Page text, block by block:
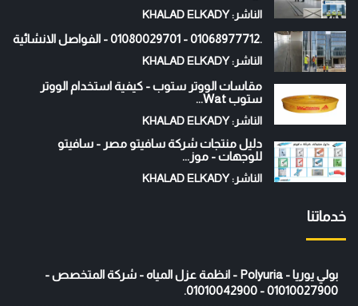
الناشر: KHALAD ELKADY
.01068977712 - 01080029701 - الفواصل الانشائية
الناشر: KHALAD ELKADY
مقاسات الووتر ستوب - كيفية استخدام الووتر
ستوب Wat...
الناشر: KHALAD ELKADY
دليل منتجات شركة سافيتو مصر - سافيتو
للوجهات - موز...
الناشر: KHALAD ELKADY
خدماتنا
بولي يوريا - Polyuria - انظمة عزل المياه - شركة المتخصص -
01010027900 - 01010042900.